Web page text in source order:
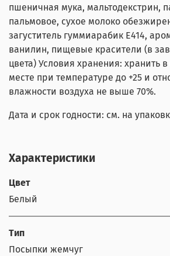
пшеничная мука, мальтодекстрин,
пальмовое, сухое молоко
загуститель гуммиарабик Е414,
ванилин, пищевые красители (в
цвета) Условия хранения: хранить
месте при температуре до +25 и
влажности воздуха не выше 70%.
Дата и срок годности: см. на
Характеристики
Цвет
Белый
Тип
Посыпки жемчуг